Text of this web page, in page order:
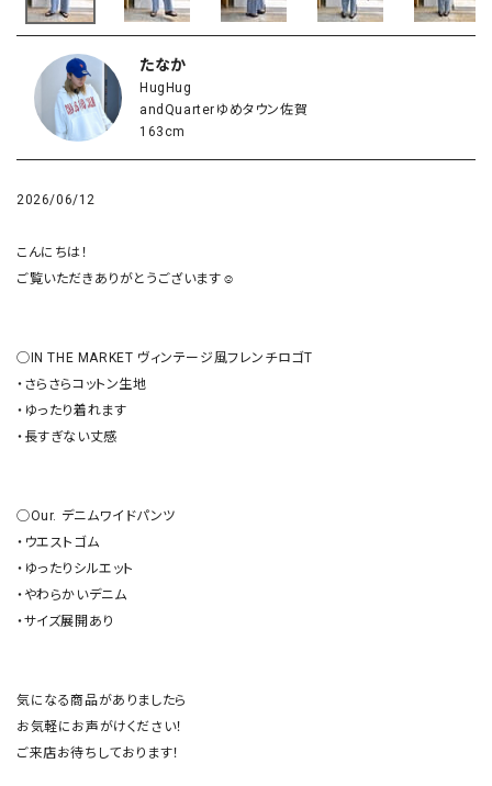
たなか
HugHug
andQuarterゆめタウン佐賀
163cm
2026/06/12
こんにちは！
ご覧いただきありがとうございます☺︎
◯IN THE MARKET ヴィンテージ風フレンチロゴT
・さらさらコットン生地
・ゆったり着れます
・長すぎない丈感
◯Our. デニムワイドパンツ
・ウエストゴム
・ゆったりシルエット
・やわらかいデニム
・サイズ展開あり
気になる商品がありましたら
お気軽にお声がけください！
ご来店お待ちしております！